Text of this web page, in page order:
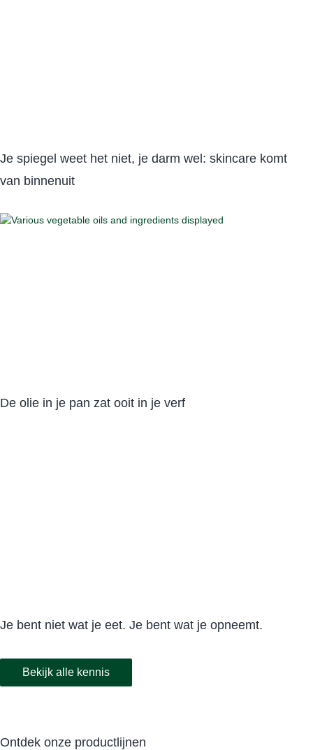
Je spiegel weet het niet, je darm wel: skincare komt
van binnenuit
De olie in je pan zat ooit in je verf
Je bent niet wat je eet. Je bent wat je opneemt.
Bekijk alle kennis
Ontdek onze productlijnen